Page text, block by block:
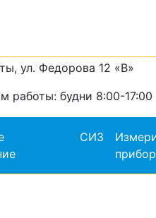
ул. Федорова 12 «В»
работы: будни 8:00-17:00
СИЗ